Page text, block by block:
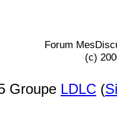
Forum
(c)
Groupe LDLC (